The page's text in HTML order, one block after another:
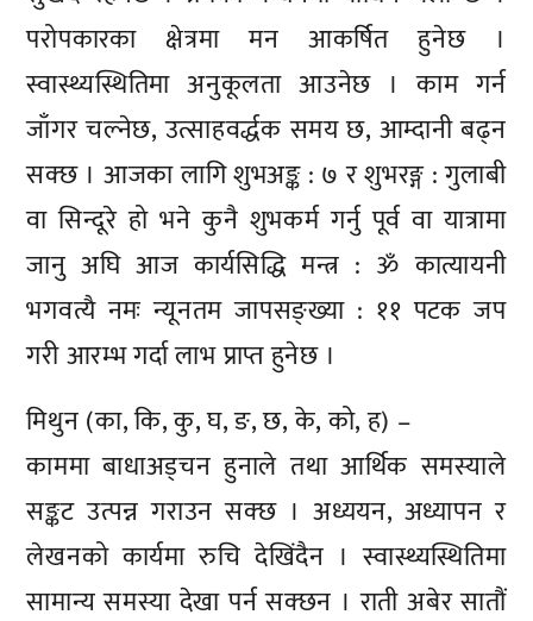
परोपकारका क्षेत्रमा मन आकर्षित हुनेछ ।
स्वास्थ्यस्थितिमा अनुकूलता आउनेछ । काम गर्न
जाँगर चल्नेछ, उत्साहवर्द्धक समय छ, आम्दानी बढ्न
सक्छ । आजका लागि शुभअङ्क : ७ र शुभरङ्ग : गुलाबी
वा सिन्दूरे हो भने कुनै शुभकर्म गर्नु पूर्व वा यात्रामा
जानु अघि आज कार्यसिद्धि मन्त्र : ॐ कात्यायनी
भगवत्यै नमः न्यूनतम जापसङ्ख्या : ११ पटक जप
गरी आरम्भ गर्दा लाभ प्राप्त हुनेछ ।
मिथुन (का, कि, कु, घ, ङ, छ, के, को, ह) –
काममा बाधाअड्चन हुनाले तथा आर्थिक समस्याले
सङ्कट उत्पन्न गराउन सक्छ । अध्ययन, अध्यापन र
लेखनको कार्यमा रुचि देखिंदैन । स्वास्थ्यस्थितिमा
सामान्य समस्या देखा पर्न सक्छन । राती अबेर सातौं